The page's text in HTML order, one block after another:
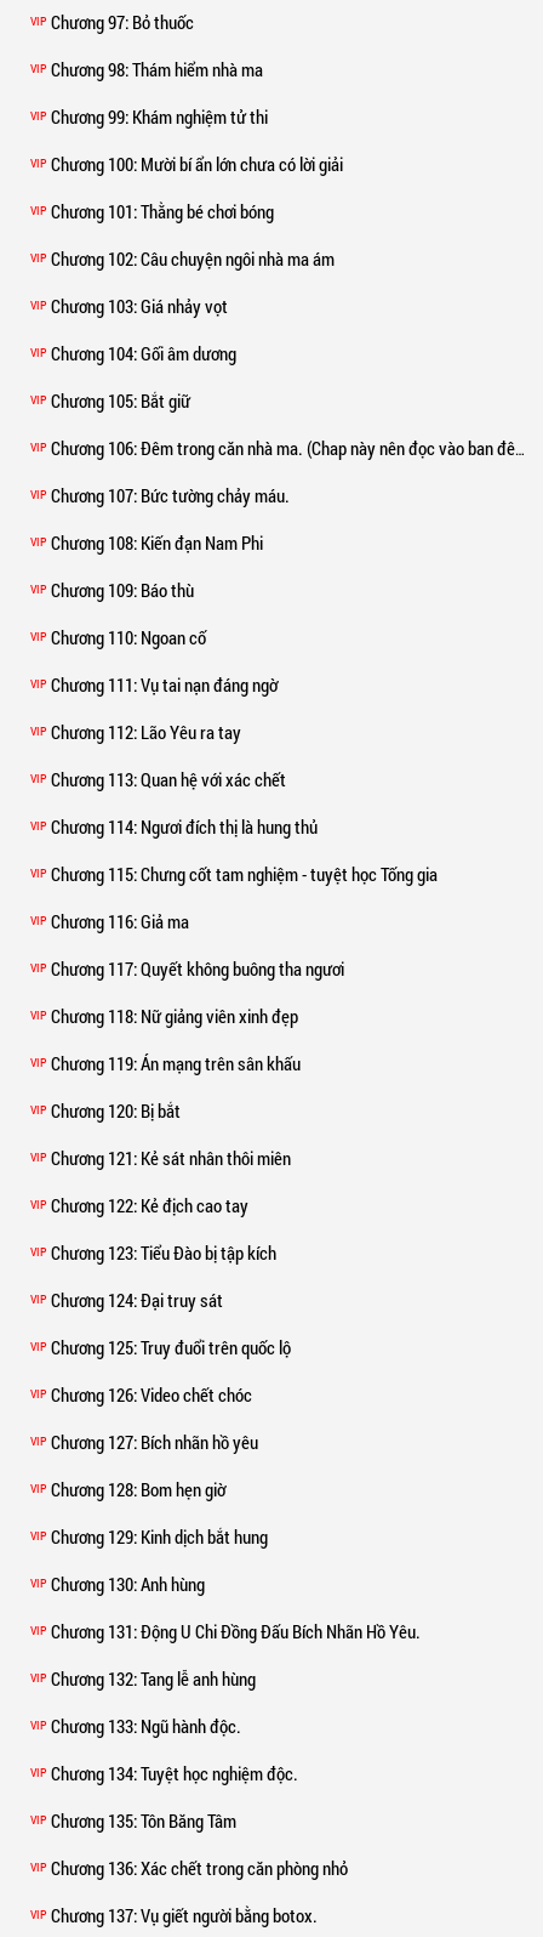
VIP Chương 97: Bỏ thuốc
VIP Chương 98: Thám hiểm nhà ma
VIP Chương 99: Khám nghiệm tử thi
VIP Chương 100: Mười bí ẩn lớn chưa có lời giải
VIP Chương 101: Thằng bé chơi bóng
VIP Chương 102: Câu chuyện ngôi nhà ma ám
VIP Chương 103: Giá nhảy vọt
VIP Chương 104: Gối âm dương
VIP Chương 105: Bắt giữ
VIP Chương 106: Đêm trong căn nhà ma. (Chap này nên đọc vào ban đêm để cảm thụ rõ hơn!)
VIP Chương 107: Bức tường chảy máu.
VIP Chương 108: Kiến đạn Nam Phi
VIP Chương 109: Báo thù
VIP Chương 110: Ngoan cố
VIP Chương 111: Vụ tai nạn đáng ngờ
VIP Chương 112: Lão Yêu ra tay
VIP Chương 113: Quan hệ với xác chết
VIP Chương 114: Ngươi đích thị là hung thủ
VIP Chương 115: Chưng cốt tam nghiệm - tuyệt học Tống gia
VIP Chương 116: Giả ma
VIP Chương 117: Quyết không buông tha ngươi
VIP Chương 118: Nữ giảng viên xinh đẹp
VIP Chương 119: Án mạng trên sân khấu
VIP Chương 120: Bị bắt
VIP Chương 121: Kẻ sát nhân thôi miên
VIP Chương 122: Kẻ địch cao tay
VIP Chương 123: Tiểu Đào bị tập kích
VIP Chương 124: Đại truy sát
VIP Chương 125: Truy đuổi trên quốc lộ
VIP Chương 126: Video chết chóc
VIP Chương 127: Bích nhãn hồ yêu
VIP Chương 128: Bom hẹn giờ
VIP Chương 129: Kinh dịch bắt hung
VIP Chương 130: Anh hùng
VIP Chương 131: Động U Chi Đồng Đấu Bích Nhãn Hồ Yêu.
VIP Chương 132: Tang lễ anh hùng
VIP Chương 133: Ngũ hành độc.
VIP Chương 134: Tuyệt học nghiệm độc.
VIP Chương 135: Tôn Băng Tâm
VIP Chương 136: Xác chết trong căn phòng nhỏ
VIP Chương 137: Vụ giết người bằng botox.